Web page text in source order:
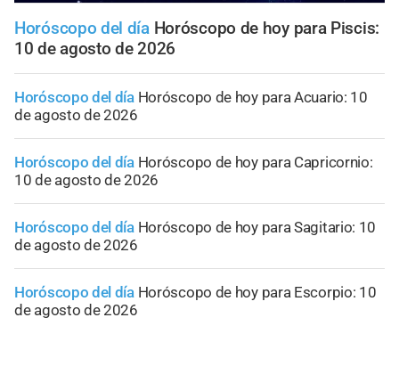
Horóscopo del día Horóscopo de hoy para Piscis:
10 de agosto de 2026
Horóscopo del día Horóscopo de hoy para Acuario: 10
de agosto de 2026
Horóscopo del día Horóscopo de hoy para Capricornio:
10 de agosto de 2026
Horóscopo del día Horóscopo de hoy para Sagitario: 10
de agosto de 2026
Horóscopo del día Horóscopo de hoy para Escorpio: 10
de agosto de 2026